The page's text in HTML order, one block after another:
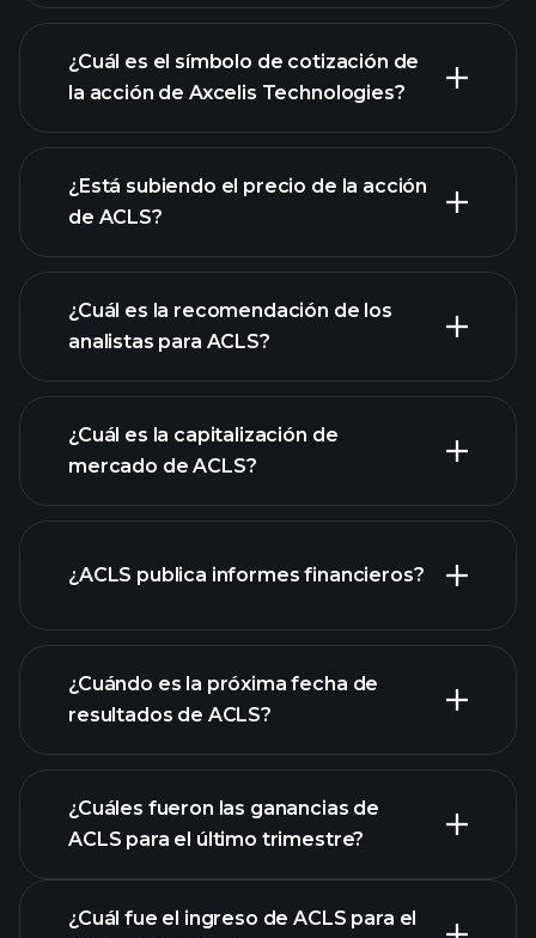
gráfico avanzado
¿Cuál es el símbolo de cotización de
la acción de Axcelis Technologies?
¿Está subiendo el precio de la acción
de ACLS?
gráfico de ACLS
¿Cuál es la recomendación de los
analistas para ACLS?
¿Cuál es la capitalización de
mercado de ACLS?
nuestra lista de acciones
¿ACLS publica informes financieros?
los estados financieros
de ACLS
¿Cuándo es la próxima fecha de
resultados de ACLS?
¿Cuáles fueron las ganancias de
ACLS para el último trimestre?
¿Cuál fue el ingreso de ACLS para el